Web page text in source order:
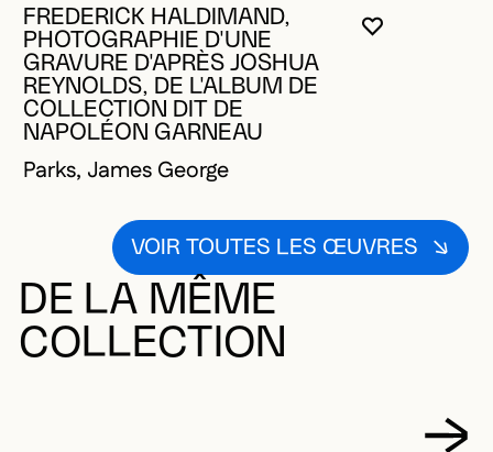
VOUS
FERMER
OUVRIR LA
FREDERICK HALDIMAND,
PHOTOGRAPHIE D'UNE
GRAVURE D'APRÈS JOSHUA
REYNOLDS, DE L'ALBUM DE
COLLECTION DIT DE
NAPOLÉON GARNEAU
Parks, James George
VOIR TOUTES LES ŒUVRES
DE LA MÊME
COLLECTION